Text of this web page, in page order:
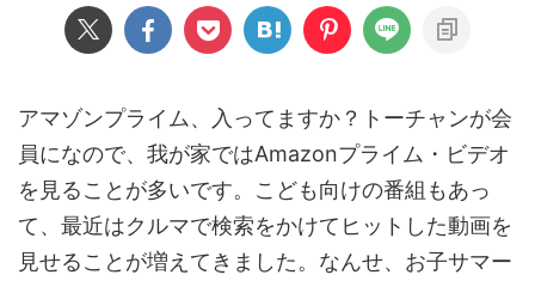
アマゾンプライム、入ってますか？トーチャンが会
員になので、我が家ではAmazonプライム・ビデオ
を見ることが多いです。こども向けの番組もあっ
て、最近はクルマで検索をかけてヒットした動画を
見せることが増えてきました。なんせ、お子サマー